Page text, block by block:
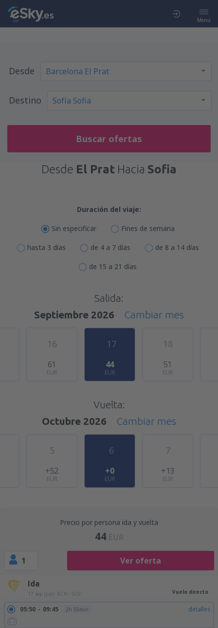
Menú
Desde
Destino
Buscar ofertas
Desde El Prat Hacia Sofia
Duración del viaje:
Sin especificar Fines de semana
hasta 3 días de 4 a 7 días de 8 a 14 días
de 15 a 21 días
Salida:
Septiembre 2026
Cambiar mes
16
61
EUR
17
44
EUR
18
51
EUR
Vuelta:
Octubre 2026
Cambiar mes
5
+52
EUR
6
+0
EUR
7
+13
EUR
Precio por persona ida y vuelta
44 EUR
1 Ver oferta
Ida
17 sep (jue) BCN - SOF Vuelo directo
05:50 09:45 2h 55min detalles